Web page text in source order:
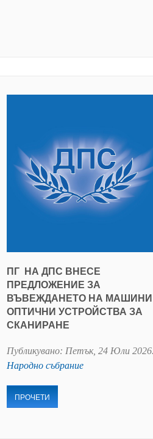
ПГ НА ДПС ВНЕСЕ
ПРЕДЛОЖЕНИЕ ЗА
ВЪВЕЖДАНЕТО НА
ОПТИЧНИ УСТРОЙСТВА ЗА
СКАНИРАНЕ
Публикувано: Петък, 24 Юли 2026
Народно събрание
ПРОЧЕТИ